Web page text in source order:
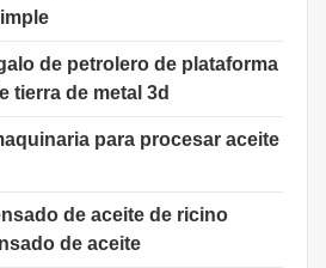
de petrolero de plataforma
tierra de metal 3d
para procesar aceite
de aceite de ricino
de aceite